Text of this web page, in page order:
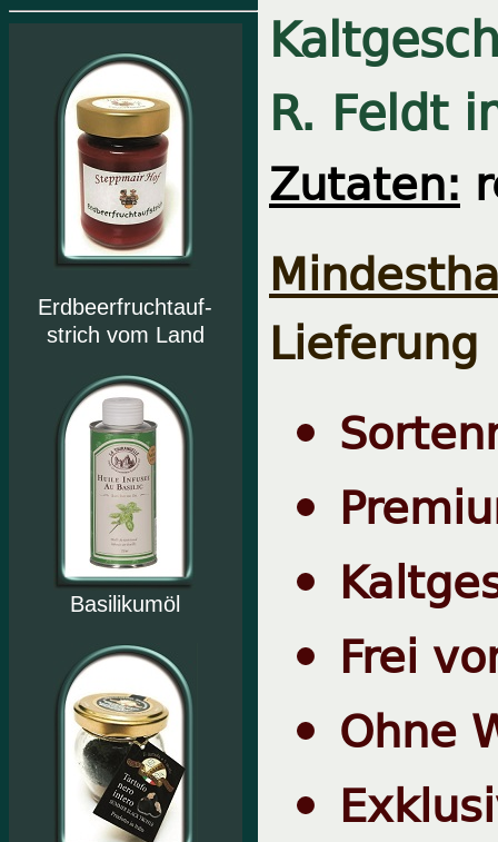
Erdbeerfruchtauf-
strich vom Land
Basilikumöl
R. Feldt
Zutaten:
Lieferung
Frei
Ohne